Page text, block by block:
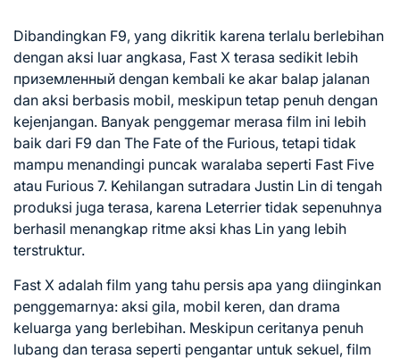
Dibandingkan F9, yang dikritik karena terlalu berlebihan
dengan aksi luar angkasa, Fast X terasa sedikit lebih
приземленный dengan kembali ke akar balap jalanan
dan aksi berbasis mobil, meskipun tetap penuh dengan
kejenjangan. Banyak penggemar merasa film ini lebih
baik dari F9 dan The Fate of the Furious, tetapi tidak
mampu menandingi puncak waralaba seperti Fast Five
atau Furious 7. Kehilangan sutradara Justin Lin di tengah
produksi juga terasa, karena Leterrier tidak sepenuhnya
berhasil menangkap ritme aksi khas Lin yang lebih
terstruktur.
Fast X adalah film yang tahu persis apa yang diinginkan
penggemarnya: aksi gila, mobil keren, dan drama
keluarga yang berlebihan. Meskipun ceritanya penuh
lubang dan terasa seperti pengantar untuk sekuel, film